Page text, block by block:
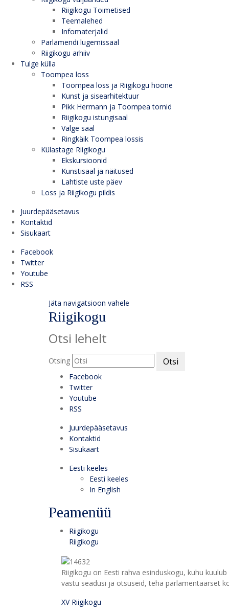
Riigikogu Toimetised
Teemalehed
Infomaterjalid
Parlamendi lugemissaal
Riigikogu arhiiv
Tulge külla
Toompea loss
Toompea loss ja Riigikogu hoone
Kunst ja sisearhitektuur
Pikk Hermann ja Toompea tornid
Riigikogu istungisaal
Valge saal
Ringkäik Toompea lossis
Külastage Riigikogu
Ekskursioonid
Kunstisaal ja näitused
Lahtiste uste päev
Loss ja Riigikogu pildis
Juurdepääsetavus
Kontaktid
Sisukaart
Facebook
Twitter
Youtube
RSS
Jäta navigatsioon vahele
Riigikogu
Otsi lehelt
Otsing Otsi
Facebook
Twitter
Youtube
RSS
Juurdepääsetavus
Kontaktid
Sisukaart
Eesti keeles
Eesti keeles
In English
Peamenüü
Riigikogu
Riigikogu
Riigikogu on Eesti rahva esinduskogu, kuhu
vastu seadusi ja otsuseid, teha parlamentaarset
XV Riigikogu